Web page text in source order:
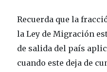
Recuerda que la
la Ley de Migración
de salida del país
cuando este deja de